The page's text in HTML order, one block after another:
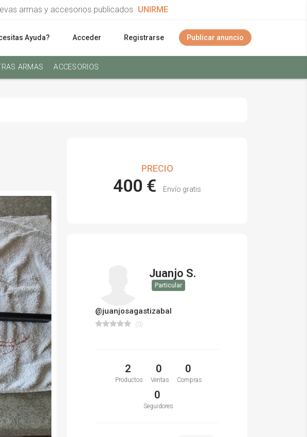
armas y accesorios publicados UNIRME
Ayuda? Acceder Registrarse Publicar anuncio
ARMAS ACCESORIOS
PRECIO
400 € Envío gratis
Juanjo S.
Particular
@juanjosagastizabal
(0)
2
Productos
0
Ventas
0
Compras
0
Seguidores